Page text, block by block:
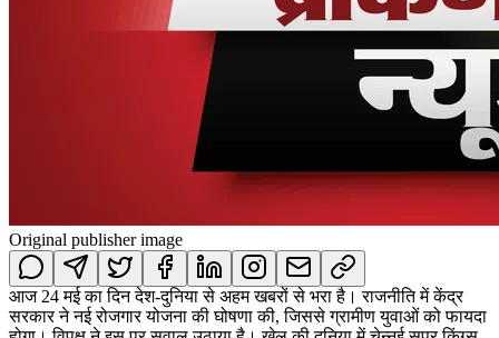
Original publisher image
आज 24 मई का दिन देश-दुनिया से अहम खबरों से भरा है। राजनीति में केंद्र
सरकार ने नई रोजगार योजना की घोषणा की, जिससे ग्रामीण युवाओं को फायदा